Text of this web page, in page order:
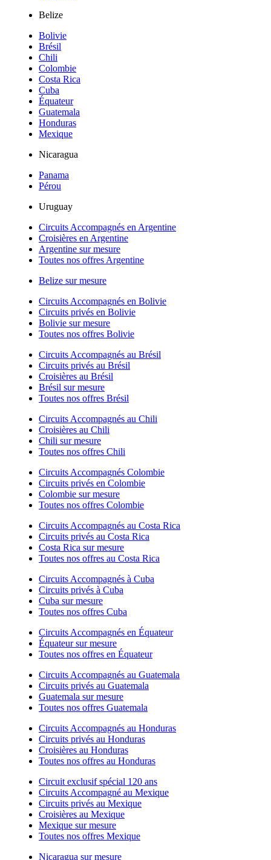
Belize
Bolivie
Brésil
Chili
Colombie
Costa Rica
Cuba
Équateur
Guatemala
Honduras
Mexique
Nicaragua
Panama
Pérou
Uruguay
Circuits Accompagnés en Argentine
Croisières en Argentine
Argentine sur mesure
Toutes nos offres Argentine
Belize sur mesure
Circuits Accompagnés en Bolivie
Circuits privés en Bolivie
Bolivie sur mesure
Toutes nos offres Bolivie
Circuits Accompagnés au Brésil
Circuits privés au Brésil
Croisières au Brésil
Brésil sur mesure
Toutes nos offres Brésil
Circuits Accompagnés au Chili
Croisières au Chili
Chili sur mesure
Toutes nos offres Chili
Circuits Accompagnés Colombie
Circuits privés en Colombie
Colombie sur mesure
Toutes nos offres Colombie
Circuits Accompagnés au Costa Rica
Circuits privés au Costa Rica
Costa Rica sur mesure
Toutes nos offres au Costa Rica
Circuits Accompagnés à Cuba
Circuits privés à Cuba
Cuba sur mesure
Toutes nos offres Cuba
Circuits Accompagnés en Équateur
Équateur sur mesure
Toutes nos offres en Équateur
Circuits Accompagnés au Guatemala
Circuits privés au Guatemala
Guatemala sur mesure
Toutes nos offres Guatemala
Circuits Accompagnés au Honduras
Circuits privés au Honduras
Croisières au Honduras
Toutes nos offres au Honduras
Circuit exclusif spécial 120 ans
Circuits Accompagné au Mexique
Circuits privés au Mexique
Croisières au Mexique
Mexique sur mesure
Toutes nos offres Mexique
Nicaragua sur mesure